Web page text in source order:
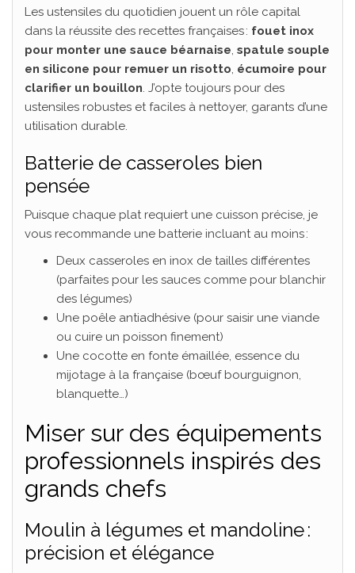
Les ustensiles du quotidien jouent un rôle capital
dans la réussite des recettes françaises : fouet inox
pour monter une sauce béarnaise, spatule souple
en silicone pour remuer un risotto, écumoire pour
clarifier un bouillon. J’opte toujours pour des
ustensiles robustes et faciles à nettoyer, garants d’une
utilisation durable.
Batterie de casseroles bien
pensée
Puisque chaque plat requiert une cuisson précise, je
vous recommande une batterie incluant au moins :
Deux casseroles en inox de tailles différentes
(parfaites pour les sauces comme pour blanchir
des légumes)
Une poêle antiadhésive (pour saisir une viande
ou cuire un poisson finement)
Une cocotte en fonte émaillée, essence du
mijotage à la française (bœuf bourguignon,
blanquette…)
Miser sur des équipements
professionnels inspirés des
grands chefs
Moulin à légumes et mandoline :
précision et élégance